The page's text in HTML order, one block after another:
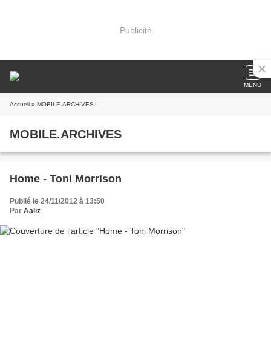
Publicité
MENU
Accueil » MOBILE.ARCHIVES
MOBILE.ARCHIVES
Home - Toni Morrison
Publié le 24/11/2012 à 13:50
Par Aaliz